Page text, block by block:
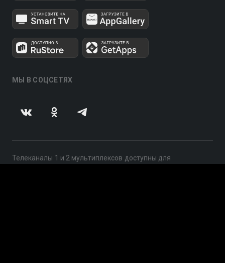
МЫ В СОЦСЕТЯХ
Телеканалы 1 и 2 мультиплексов доступны для